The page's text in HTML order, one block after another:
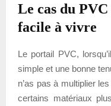
Le cas du
facile à vivre
Le portail PVC,
simple et une bonne
n’as pas à multiplier
certains matériaux